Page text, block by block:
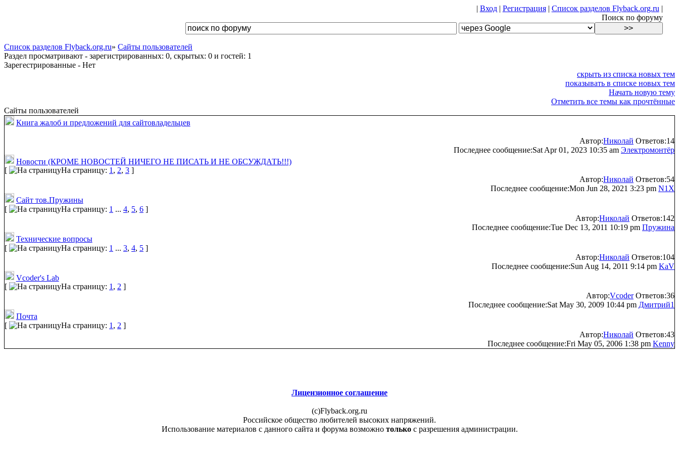
| Вход| Регистрация| Список разделов Flyback.org.ru |
Поиск по форуму
Список разделов Flyback.org.ru» Сайты пользователей
Раздел просматривают - зарегистрированных: 0, скрытых: 0 и гостей: 1
Зарегестрированные - Нет
скрыть из списка новых тем
показывать в списке новых тем
Начать новую тему
Отметить все темы как прочтённые
Сайты пользователей
Книга жалоб и предложений для сайтовладельцев
Автор:Николай Ответов:14
Последнее сообщение:Sat Apr 01, 2023 10:35 am Электромонтёр
Новости (КРОМЕ НОВОСТЕЙ НИЧЕГО НЕ ПИСАТЬ И НЕ ОБСУЖДАТЬ!!!)
[
На страницу: 1 , 2, 3 ]
Автор:Николай Ответов:54
Последнее сообщение:Mon Jun 28, 2021 3:23 pm N1X
Сайт тов.Пружины
[
На страницу: 1 ... 4, 5, 6 ]
Автор:Николай Ответов:142
Последнее сообщение:Tue Dec 13, 2011 10:19 pm Пружина
Технические вопросы
[
На страницу: 1 ... 3, 4, 5 ]
Автор:Николай Ответов:104
Последнее сообщение:Sun Aug 14, 2011 9:14 pm KaV
Vcoder's Lab
[
На страницу: 1 , 2 ]
Автор:VcoderОтветов:36
Последнее сообщение:Sat May 30, 2009 10:44 pm Дмитрий1
Почта
[
На страницу: 1 , 2 ]
Автор:Николай Ответов:43
Последнее сообщение:Fri May 05, 2006 1:38 pm Kenny
Лицензионное соглашение
(c)Flyback.org.ru
Российское общество любителей высоких напряжений.
Использование материалов с данного сайта и форума возможно толькос разрешения администрации.